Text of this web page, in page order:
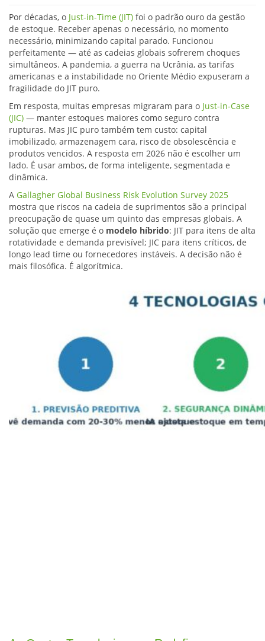
Por décadas, o Just-in-Time (JIT) foi o padrão ouro da gestão
de estoque. Receber apenas o necessário, no momento
necessário, minimizando capital parado. Funcionou
perfeitamente — até as cadeias globais sofrerem choques
simultâneos. A pandemia, a guerra na Ucrânia, as tarifas
americanas e a instabilidade no Oriente Médio expuseram a
fragilidade do JIT puro.
Em resposta, muitas empresas migraram para o Just-in-Case
(JIC) — manter estoques maiores como seguro contra
rupturas. Mas JIC puro também tem custo: capital
imobilizado, armazenagem cara, risco de obsolescência e
produtos vencidos. A resposta em 2026 não é escolher um
lado. É usar ambos, de forma inteligente, segmentada e
dinâmica.
A Gallagher Global Business Risk Evolution Survey 2025
mostra que riscos na cadeia de suprimentos são a principal
preocupação de quase um quinto das empresas globais. A
solução que emerge é o modelo híbrido: JIT para itens de alta
rotatividade e demanda previsível; JIC para itens críticos, de
longo lead time ou fornecedores instáveis. A decisão não é
mais filosófica. É algorítmica.